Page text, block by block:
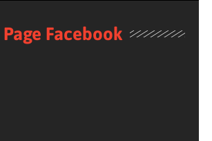
Page Facebook